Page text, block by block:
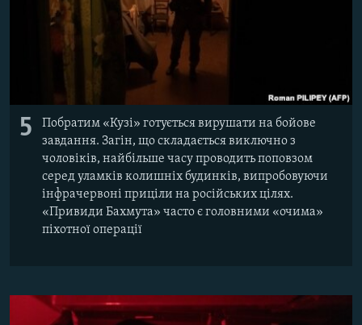
5
Побратим «Кузі» готується вирушати на бойове
завдання. Загін, що складається виключно з
чоловіків, найбільше часу проводить поповзом
серед уламків колишніх будинків, випробовуючи
інфрачервоні приціли на російських цілях.
«Привиди Бахмута» часто є головними «очима»
піхотної операції